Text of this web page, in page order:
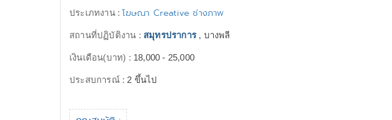
ประเภทงาน :โฆษณา Creative ช่างภาพ
สถานที่ปฏิบัติงาน : สมุทรปราการ, บางพลี
เงินเดือน(บาท) : 18,000 - 25,000
ประสบการณ์ : 2 ขึ้นไป